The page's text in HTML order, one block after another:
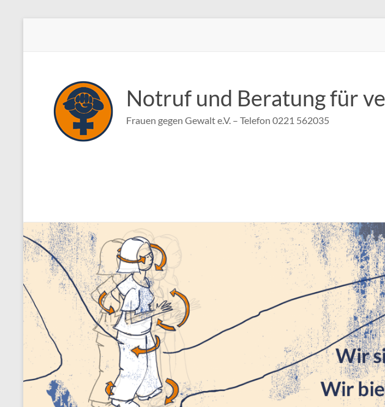
Notruf und Beratung für
Frauen gegen Gewalt e.V. – Telefon 0221 562035